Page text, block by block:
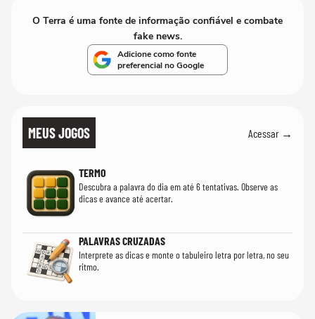
O Terra é uma fonte de informação confiável e combate
fake news.
Adicione como fonte
preferencial no Google
MEUS JOGOS Acessar →
TERMO
Descubra a palavra do dia em até 6 tentativas. Observe as
dicas e avance até acertar.
PALAVRAS CRUZADAS
Interprete as dicas e monte o tabuleiro letra por letra, no seu
ritmo.